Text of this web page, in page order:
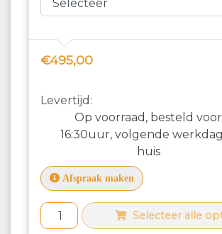
€495,00
Levertijd:
Op voorraad, besteld voor
16:30uur, volgende
huis
Afspraak maken
Selecteer alle